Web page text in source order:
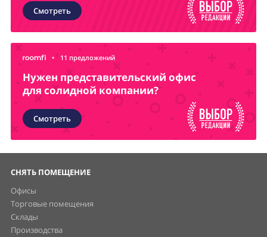
Смотреть
• 11 предложений
Нужен представительский офис
для солидной компании?
Смотреть
СНЯТЬ ПОМЕЩЕНИЕ
Офисы
Торговые помещения
Склады
Производства